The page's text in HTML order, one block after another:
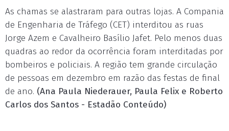
As chamas se alastraram para outras lojas. A Compania
de Engenharia de Tráfego (CET) interditou as ruas
Jorge Azem e Cavalheiro Basílio Jafet. Pelo menos duas
quadras ao redor da ocorrência foram interditadas por
bombeiros e policiais. A região tem grande circulação
de pessoas em dezembro em razão das festas de final
de ano. (Ana Paula Niederauer, Paula Felix e Roberto
Carlos dos Santos - Estadão Conteúdo)